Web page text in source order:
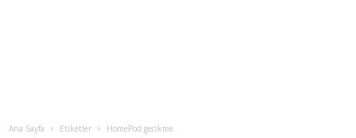
Ana Sayfa Etiketler HomePod gecikme